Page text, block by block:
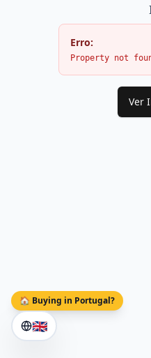
🏠 Buying in Portugal?
🇬🇧
Erro:
Property not
Ver